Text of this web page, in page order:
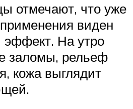
отмечают, что уже
виден
эффект. На утро
заломы, рельеф
кожа выглядит